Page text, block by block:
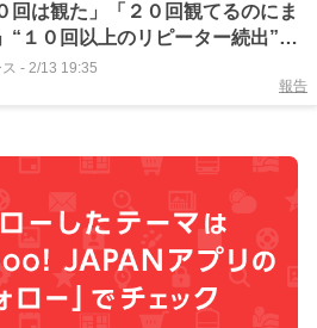
回は観た」「２０回観てるのにま
“１０回以上のリピーター続出”の
ニメ史に名を残す至高作
- 2/13 19:35
報告